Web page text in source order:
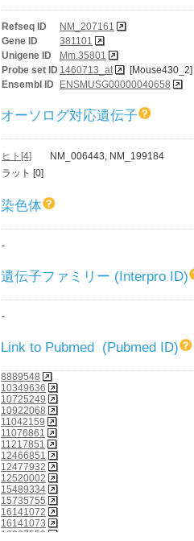
Refseq ID
NM_207161
Gene ID
381101
Unigene ID
Mm.35801
Probe set ID 1460713_at
[Mouse430_2]
Ensembl ID
ENSMUSG00000040658
オーソログ対応遺伝子
ヒト[4]
NM_006443, NM_199184
ラット [0]
染色体
-
遺伝子ファミリー (Interpro ID)
-
Link to Pubmed (Pubmed ID)
8889548
10349636
10725249
10922068
11042159
11076861
11217851
12466851
12477932
12520002
15489334
15735755
16141072
16141073
18287559